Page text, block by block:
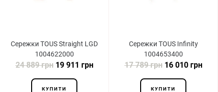
Сережки TOUS Straight LGD
1004622000
24 889 грн19 911 грн
КУПИТИ
Сережки TOUS Infinity
1004653400
17 789 грн16 010 грн
КУПИТИ